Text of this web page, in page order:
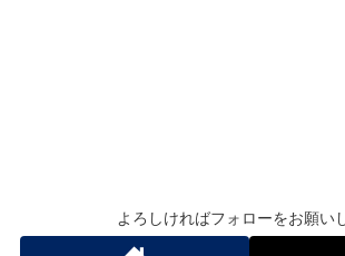
よろしければフォローをお願い